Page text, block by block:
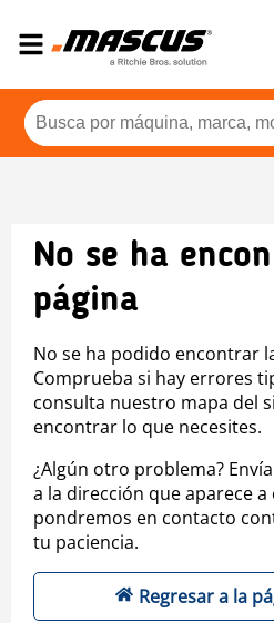
No se ha
página
No se ha podido encontrar
Comprueba si hay errores
consulta nuestro mapa del
encontrar lo que necesites.
¿Algún otro problema?
a la dirección que aparece
pondremos en contacto
tu paciencia.
Regresar a la